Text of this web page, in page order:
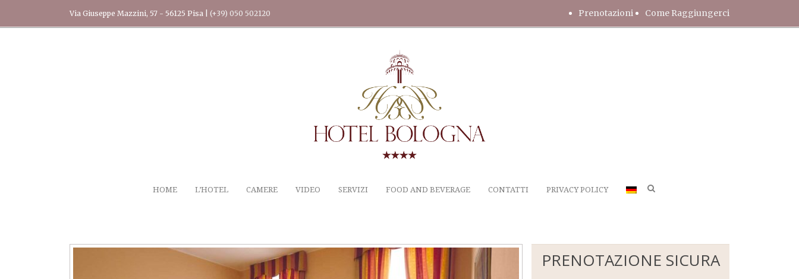
Via Giuseppe Mazzini, 57 - 56125 Pisa | (+39) 050 502120 Prenotazioni Come Raggiungerci
HOME L’HOTEL CAMERE VIDEO SERVIZI FOOD AND BEVERAGE CONTATTI PRIVACY POLICY
PRENOTAZIONE SICURA